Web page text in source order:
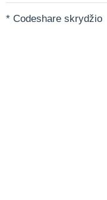
* Codeshare skrydžio